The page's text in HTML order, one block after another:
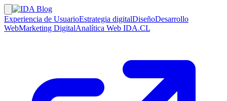
Experiencia de UsuarioEstrategia digitalDiseñoDesarrollo
WebMarketing DigitalAnalítica Web IDA.CL